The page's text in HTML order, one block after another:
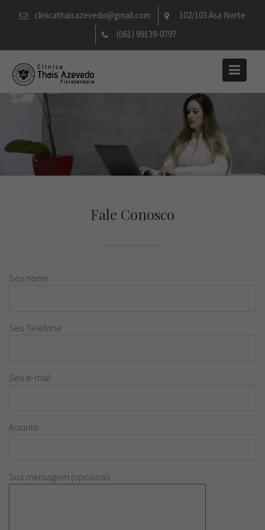
clinicathaisazevedo@gmail.com
102/103 Asa Norte
(061) 99139-0797
Fale Conosco
Seu nome
Seu Telefone
Seu e-mail
Assunto
Sua mensagem (opcional)